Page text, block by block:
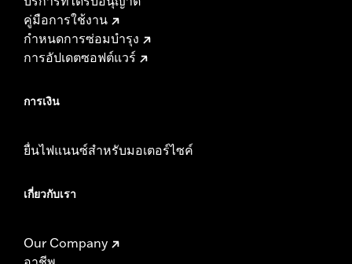
คู่มือการใช้งาน
กำหนดการซ่อมบำรุง
การอัปเดตซอฟต์แวร์
การเงิน
ยื่นไฟแนนซ์สำหรับมอเตอร์ไซค์
เกี่ยวกับเรา
Our Company